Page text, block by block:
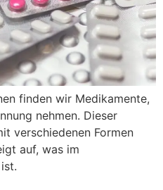
finden wir Medikamente,
nehmen. Dieser
verschiedenen Formen
auf, was im